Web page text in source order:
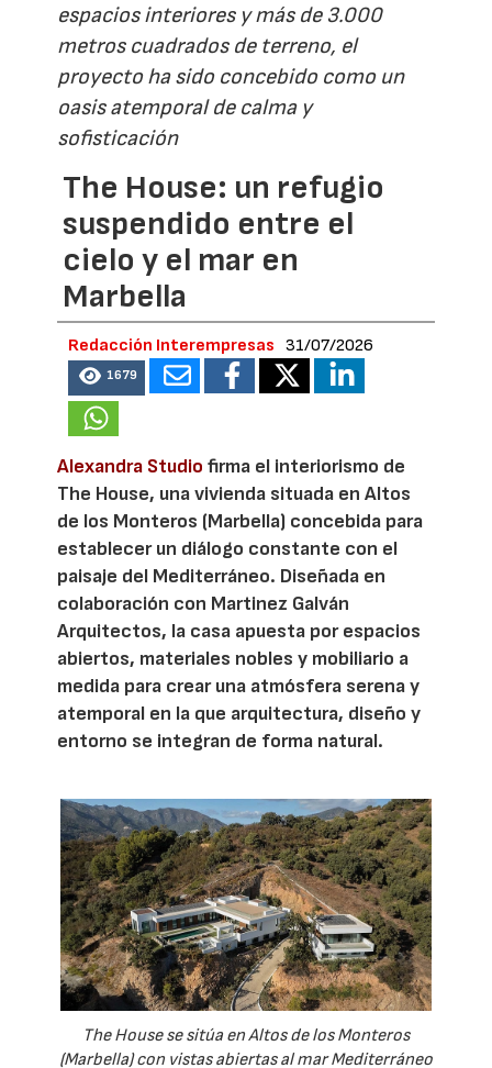
espacios interiores y más de 3.000
metros cuadrados de terreno, el
proyecto ha sido concebido como un
oasis atemporal de calma y
sofisticación
The House: un refugio
suspendido entre el
cielo y el mar en
Marbella
Redacción Interempresas 31/07/2026
1679
Alexandra Studio firma el interiorismo de
The House, una vivienda situada en Altos
de los Monteros (Marbella) concebida para
establecer un diálogo constante con el
paisaje del Mediterráneo. Diseñada en
colaboración con Martinez Galván
Arquitectos, la casa apuesta por espacios
abiertos, materiales nobles y mobiliario a
medida para crear una atmósfera serena y
atemporal en la que arquitectura, diseño y
entorno se integran de forma natural.
The House se sitúa en Altos de los Monteros
(Marbella) con vistas abiertas al mar Mediterráneo